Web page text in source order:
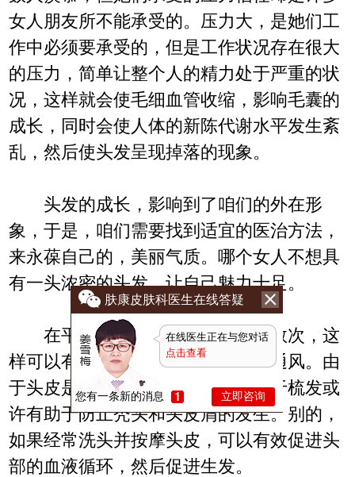
女人朋友所不能承受的。压力大，是她们工
作中必须要承受的，但是工作状况存在很大
的压力，简单让整个人的精力处于严重的状
况，这样就会使毛细血管收缩，影响毛囊的
成长，同时会使人体的新陈代谢水平发生紊
乱，然后使头发呈现掉落的现象。
头发的成长，影响到了咱们的外在形
象，于是，咱们需要找到适宜的医治方法，
来永葆自己的，美丽气质。哪个女人不想具
有一头浓密的头发，让自己魅力十足。
在平常生活中，可以每天梳发数次，这
样可以有效刺激头皮改善头发间的通风。由
于头皮是简单出汗弄脏的当地，勤于梳发或
许有助于防止秃头和头皮屑的发生。别的，
如果经常洗头并按摩头皮，可以有效促进头
部的血液循环，然后促进生发。
肤康皮肤科医生在线答疑
在线医生正在与您对话
点击查看
您有一条新的消息 立即咨询